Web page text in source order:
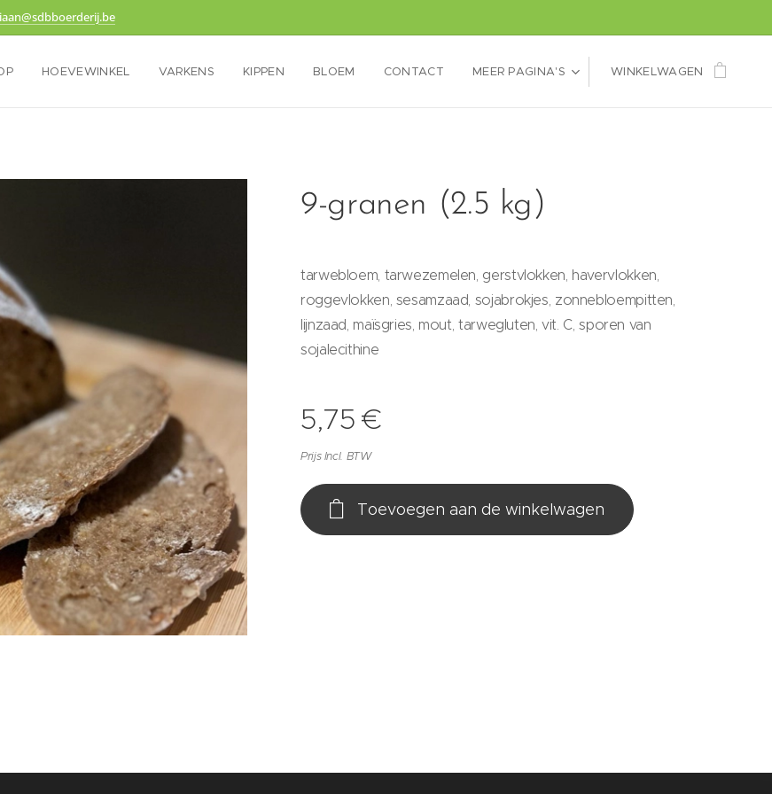
HOEVEWINKEL VARKENS KIPPEN BLOEM CONTACT MEER PAGINA'S WINKELWAGEN
9-granen (2.5 kg)
tarwebloem, tarwezemelen, gerstvlokken, havervlokken,
roggevlokken, sesamzaad, sojabrokjes, zonnebloempitten,
lijnzaad, maïsgries, mout, tarwegluten, vit. C, sporen van
sojalecithine
5,75 €
Prijs Incl. BTW
Toevoegen aan de winkelwagen